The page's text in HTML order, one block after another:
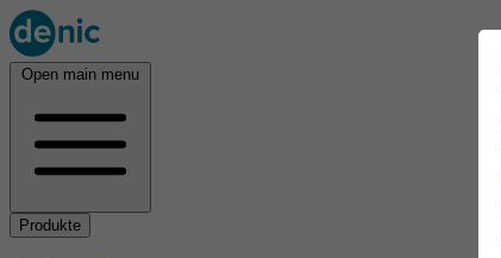
Open main menu
Produkte